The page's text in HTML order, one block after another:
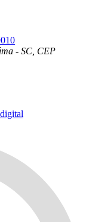
- SC, CEP